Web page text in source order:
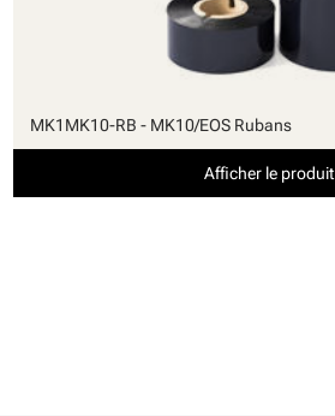
MK1MK10-RB - MK10/EOS Rubans
Afficher le produit